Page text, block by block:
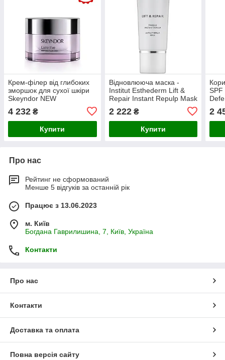
Крем-філер від глибоких
зморшок для сухої шкіри
Skeyndor NEW
CORRECTIVE Deep Lines
Filler Cream, 50 мл
4 232 ₴
Купити
Відновлююча маска -
Institut Esthederm Lift &
Repair Instant Repulp Mask
2 222₴
Купити
SPF
2
Про нас
Рейтинг не сформований
Менше 5 відгуків за останній рік
Працює з 13.06.2023
м. Київ
Богдана Гаврилишина, 7, Київ, Україна
Контакти
Про нас
Контакти
Доставка та оплата
Повна версія сайту